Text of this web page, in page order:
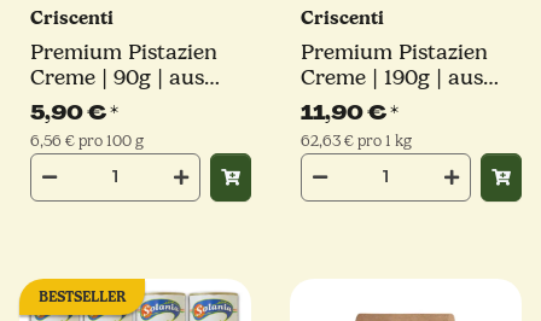
Criscenti
Premium Pistazien
Creme | 90g | aus
Sizilien
5,90 €*
6,56 € pro 100 g
Criscenti
Premium Pistazien
Creme | 190g | aus
Sizilien
11,90 €*
62,63 € pro 1 kg
BESTSELLER